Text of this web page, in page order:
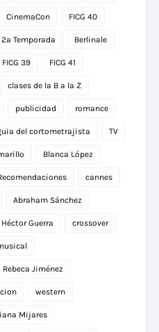
CinemaCon FICG 40
2a Temporada Berlinale
FICG 39 FICG 41
clases de la B a la Z
publicidad romance
del cortometrajista TV
Blanca López
cannes
Abraham Sánchez
Héctor Guerra crossover
Rebeca Jiménez
western
Mijares